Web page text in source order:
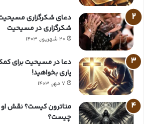
دعای شکرگزاری
شکرگزاری در مسیحیت
20 شهریور, 1403
دعا در مسیحیت برای کمک
یاری بخواهید!
7 مهر, 1403
متاترون کیست؟ نقش
چیست؟